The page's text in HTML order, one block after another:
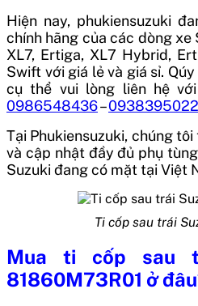
Hiện nay, phukiensuzuki
chính hãng của các dòng
XL7, Ertiga, XL7 Hybrid,
Swift với giá lẻ và giá sỉ.
cụ thể vui lòng liên hệ
0986548436–0938395022
Tại Phukiensuzuki, chúng
và cập nhật đầy đủ phụ
Suzuki đang có mặt tại Việt
Ti cốp sau trái
Mua ti cốp sau
81860M73R01 ở